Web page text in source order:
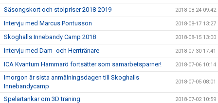
Säsongskort och stolpriser 2018-2019 2018-08-24 09:42
Intervju med Marcus Pontusson 2018-08-17 13:27
Skoghalls Innebandy Camp 2018 2018-08-15 13:00
Intervju med Dam- och Herrtränare 2018-07-30 17:41
ICA Kvantum Hammarö fortsätter som samarbetsparner! 2018-07-06 10:14
Imorgon är sista anmälningsdagen till Skoghalls
Innebandycamp
2018-07-05 08:01
Spelartankar om 3D träning 2018-07-02 10:59